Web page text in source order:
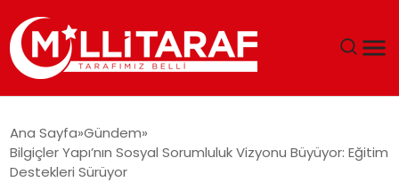
ÖZEL SAYFALAR
Ana Sayfa Gündem
Bilgiçler Yapı’nın Sosyal Sorumluluk Vizyonu Büyüyor: Eğitim
Destekleri Sürüyor